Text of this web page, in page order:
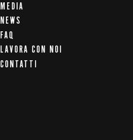
MEDIA
NEWS
FAQ
LAVORA CON NOI
CONTATTI